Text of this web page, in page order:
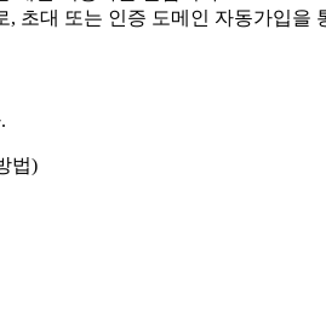
, 초대 또는 인증 도메인 자동가입
법)